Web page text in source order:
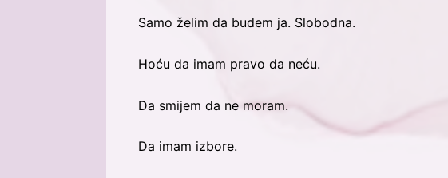
Samo želim da budem ja. Slobodna.
Hoću da imam pravo da neću.
Da smijem da ne moram.
Da imam izbore.